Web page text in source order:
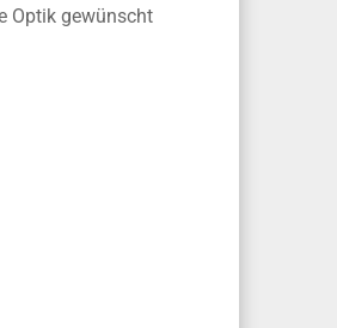
Optik gewünscht